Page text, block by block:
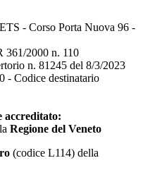
- Corso Porta Nuova 96 -
361/2000 n. 110
n. 81245 del 8/3/2023
- Codice destinatario
accreditato:
Regione del Veneto
(codice L114) della